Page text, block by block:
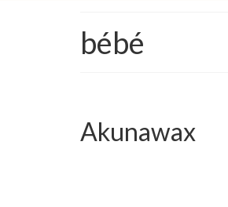
bébé
Akunawax